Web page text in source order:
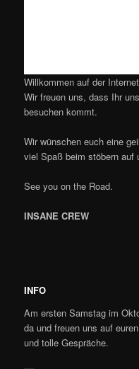
Willkommen auf der
Wir freuen uns, dass Ihr
besuchen kommt.
Wir wünschen euch eine
viel Spaß beim stöbern auf
See you on the Road.
INSANE CREW
INFO
Am ersten Samstag im
da und freuen uns auf
und tolle Gespräche.